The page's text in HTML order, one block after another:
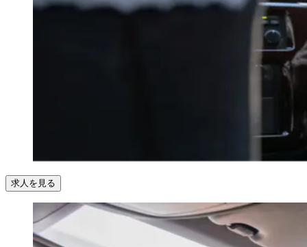
求人を見る